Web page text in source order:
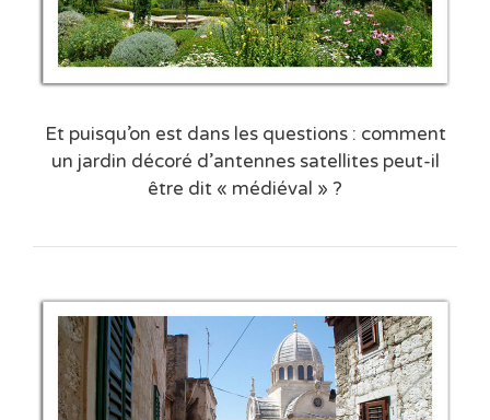
Et puisqu’on est dans les questions : comment
un jardin décoré d’antennes satellites peut-il
être dit « médiéval » ?